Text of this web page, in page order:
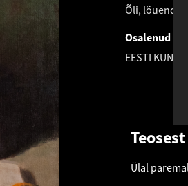
Õli, lõuend
Osalenud
EESTI
Teosest
Ülal